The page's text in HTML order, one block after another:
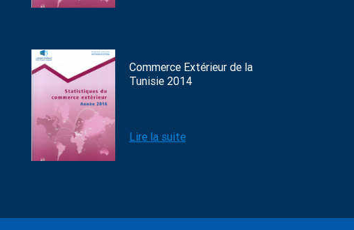
Commerce Extérieur de la
Tunisie 2014
Lire la suite